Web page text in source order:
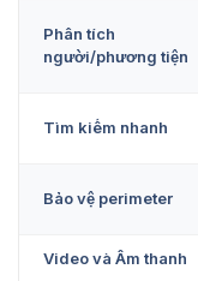
Phân tích
người/phương tiện
Tìm kiếm nhanh
Bảo vệ perimeter
Video và Âm thanh